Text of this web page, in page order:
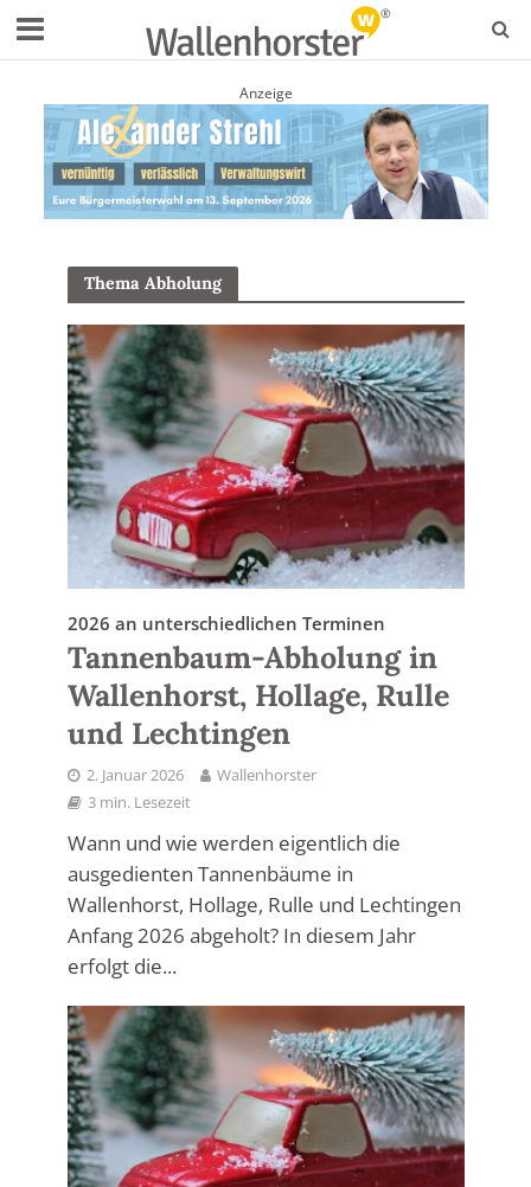
Anzeige
Thema Abholung
2026 an unterschiedlichen Terminen
Tannenbaum-Abholung in
Wallenhorst, Hollage, Rulle
und Lechtingen
2. Januar 2026
Wallenhorster
3 min. Lesezeit
Wann und wie werden eigentlich die
ausgedienten Tannenbäume in
Wallenhorst, Hollage, Rulle und Lechtingen
Anfang 2026 abgeholt? In diesem Jahr
erfolgt die...